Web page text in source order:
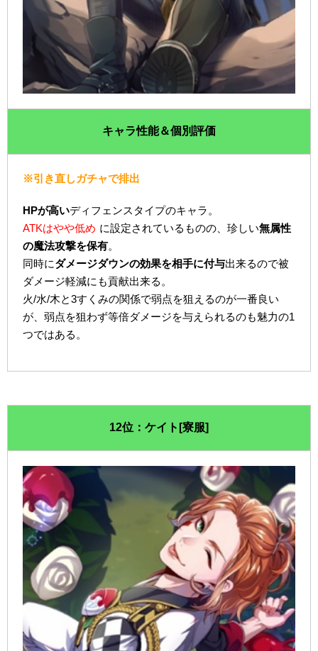
キャラ性能＆個別評価
※引き直しガチャで排出
HPが高いディフェンスタイプのキャラ。
ATKはやや低め に設定されているものの、珍しい無属性
の魔法攻撃を保有。
同時にダメージダウンの効果を相手に付与出来るので被
ダメージ軽減にも貢献出来る。
火/水/木と3すくみの関係で弱点を狙えるのが一番良い
が、弱点を狙わず等倍ダメージを与えられるのも魅力の1
つではある。
12位：ケイト[寮服]